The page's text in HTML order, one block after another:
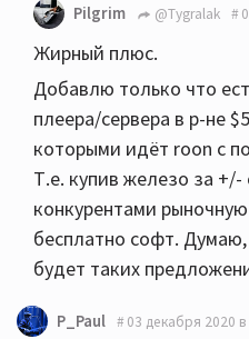
Pilgrim @Tygralak
Жирный плюс.
Добавлю только что
плеера/сервера в р-не
которыми идёт roon с
Т.е. купив железо за
конкурентами
бесплатно софт.
будет таких
P_Paul 03 декабря 2020